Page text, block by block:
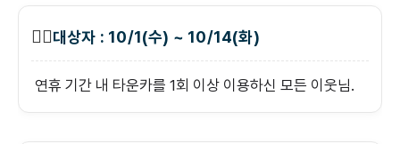
💁‍♂️대상자 : 10/1(수) ~ 10/14(화)
연휴 기간 내 타운카를 1회 이상 이용하신 모든 이웃님.